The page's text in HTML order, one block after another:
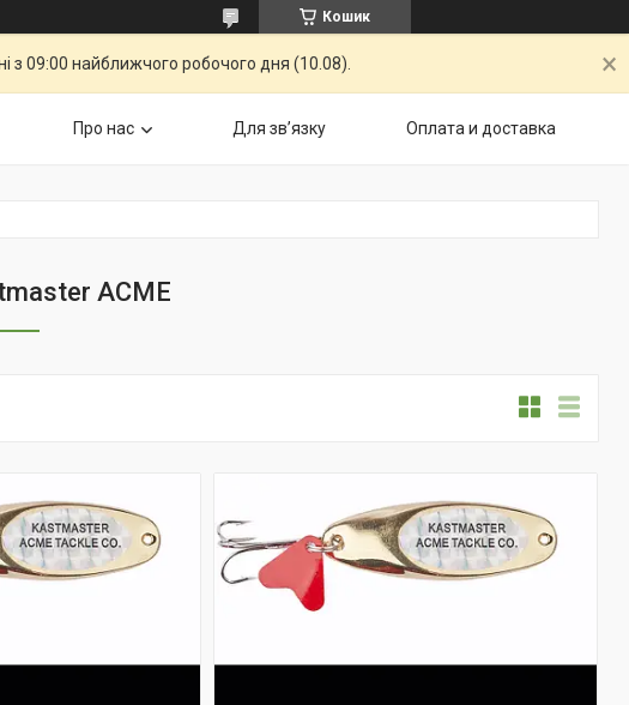
Кошик
з 09:00 найближчого робочого дня (10.08).
Про нас Для звʼязку Оплата и доставка
ACME